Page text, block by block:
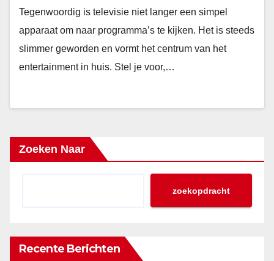
kijkplezier
Tegenwoordig is televisie niet langer een simpel
apparaat om naar programma’s te kijken. Het is steeds
slimmer geworden en vormt het centrum van het
entertainment in huis. Stel je voor,…
Zoeken Naar
zoekopdracht
Recente Berichten